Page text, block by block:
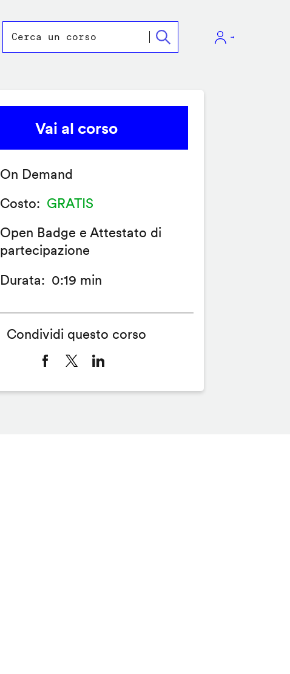
Vai al corso
On Demand
Costo
GRATIS
Open Badge e Attestato di
partecipazione
Durata
0:19 min
Condividi questo corso